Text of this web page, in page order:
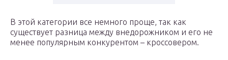
В этой категории все немного проще, так как
существует разница между внедорожником и его не
менее популярным конкурентом – кроссовером.